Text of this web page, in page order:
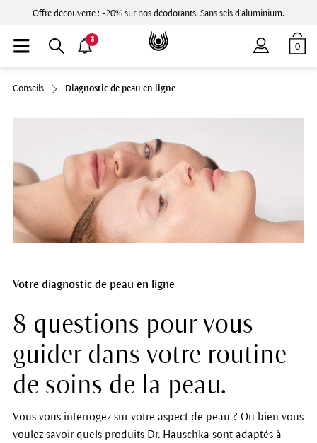
Offre découverte : -20% sur nos déodorants. Sans sels d'aluminium.
0
3
Conseils Diagnostic de peau en ligne
Votre diagnostic de peau en ligne
8 questions pour vous
guider dans votre routine
de soins de la peau.
Vous vous interrogez sur votre aspect de peau ? Ou bien vous
voulez savoir quels produits Dr. Hauschka sont adaptés à